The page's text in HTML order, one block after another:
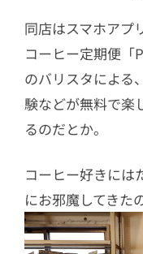
同店はスマホアプ
コーヒー定期便「
のバリスタによる
験などが無料で楽
るのだとか。
コーヒー好きに
にお邪魔してきた